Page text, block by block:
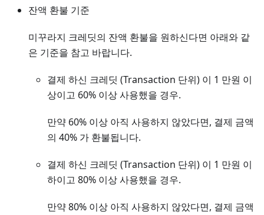
잔액 환불 기준
미꾸라지 크레딧의 잔액 환불을 원하신다면 아래와 같
은 기준을 참고 바랍니다.
결제 하신 크레딧 (Transaction 단위) 이 1 만원 이
상이고 60% 이상 사용했을 경우.
만약 60% 이상 아직 사용하지 않았다면, 결제 금액
의 40% 가 환불됩니다.
결제 하신 크레딧 (Transaction 단위) 이 1 만원 이
하이고 80% 이상 사용했을 경우.
만약 80% 이상 아직 사용하지 않았다면, 결제 금액